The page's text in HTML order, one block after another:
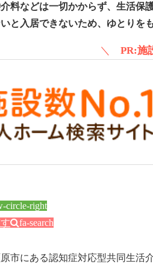
料などは一切かからず、生活保
と入居できないため、ゆとりを
＼ PR:施
circle-right
fa-search
市にある認知症対応型共同生活